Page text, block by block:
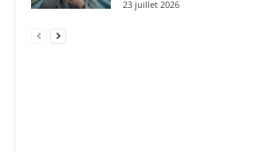
23 juillet 2026